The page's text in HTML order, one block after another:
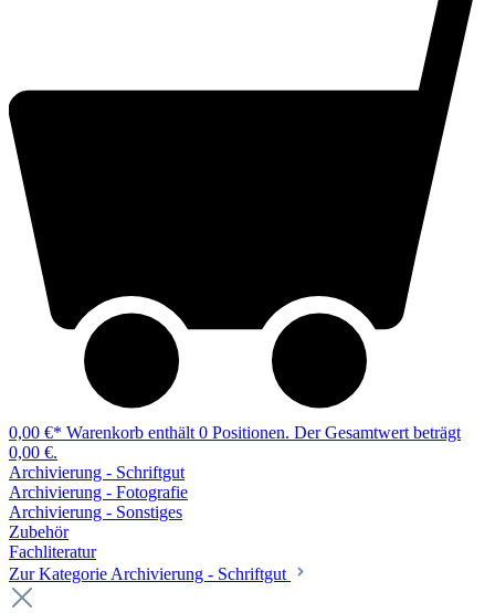
0,00 €* Warenkorb enthält 0 Positionen. Der Gesamtwert beträgt
0,00 €.
Archivierung - Schriftgut
Archivierung - Fotografie
Archivierung - Sonstiges
Zubehör
Fachliteratur
Zur Kategorie Archivierung - Schriftgut